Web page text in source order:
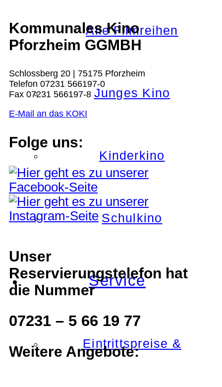
Alle Filmreihen
Junges Kino
Kinderkino
Schulkino
Service
Eintrittspreise &
Kommunales Kino
Pforzheim GGMBH
Schlossberg 20 | 75175 Pforzheim
Telefon 07231 566197-0
Fax 07231 566197-8
E-Mail an das KOKI
Folge uns:
Unser
Reservierungstelefon hat
die Nummer
07231 – 5 66 19 77
Weitere Angebote: